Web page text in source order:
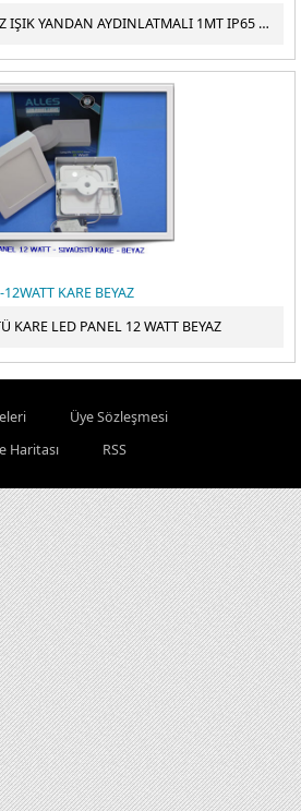
ALLES FAR LED 12V BEYAZ IŞIK YANDAN AYDINLATMALI 1MT IP65 DIŞ MEKAN
12WATT KARE BEYAZ
KARE LED PANEL 12 WATT BEYAZ
Üye Sözleşmesi
Haritası RSS